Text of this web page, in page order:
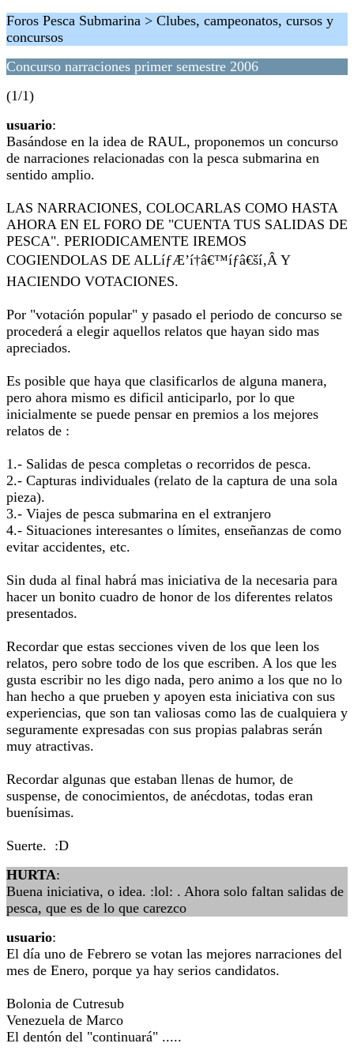
Foros Pesca Submarina > Clubes, campeonatos, cursos y
concursos
Concurso narraciones primer semestre 2006
(1/1)
usuario:
Basándose en la idea de RAUL, proponemos un concurso
de narraciones relacionadas con la pesca submarina en
sentido amplio.
LAS NARRACIONES, COLOCARLAS COMO HASTA
AHORA EN EL FORO DE "CUENTA TUS SALIDAS DE
PESCA". PERIODICAMENTE IREMOS
COGIENDOLAS DE ALLíƒÆ’í†â€™íƒâ€ší‚Â Y
HACIENDO VOTACIONES.
Por "votación popular" y pasado el periodo de concurso se
procederá a elegir aquellos relatos que hayan sido mas
apreciados.
Es posible que haya que clasificarlos de alguna manera,
pero ahora mismo es dificil anticiparlo, por lo que
inicialmente se puede pensar en premios a los mejores
relatos de :
1.- Salidas de pesca completas o recorridos de pesca.
2.- Capturas individuales (relato de la captura de una sola
pieza).
3.- Viajes de pesca submarina en el extranjero
4.- Situaciones interesantes o límites, enseñanzas de como
evitar accidentes, etc.
Sin duda al final habrá mas iniciativa de la necesaria para
hacer un bonito cuadro de honor de los diferentes relatos
presentados.
Recordar que estas secciones viven de los que leen los
relatos, pero sobre todo de los que escriben. A los que les
gusta escribir no les digo nada, pero animo a los que no lo
han hecho a que prueben y apoyen esta iniciativa con sus
experiencias, que son tan valiosas como las de cualquiera y
seguramente expresadas con sus propias palabras serán
muy atractivas.
Recordar algunas que estaban llenas de humor, de
suspense, de conocimientos, de anécdotas, todas eran
buenísimas.
Suerte. :D
HURTA:
Buena iniciativa, o idea. :lol: . Ahora solo faltan salidas de
pesca, que es de lo que carezco
usuario:
El día uno de Febrero se votan las mejores narraciones del
mes de Enero, porque ya hay serios candidatos.
Bolonia de Cutresub
Venezuela de Marco
El dentón del "continuará" .....